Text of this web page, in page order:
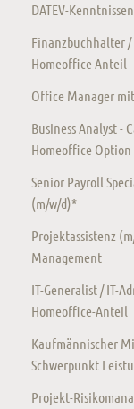
DATEV-Kenntnissen
Finanzbuchhalter
Homeoffice Anteil
Office Manager
Business Analyst -
Homeoffice Option
Senior Payroll
(m/w/d)*
Projektassistenz
Management
IT-Generalist / IT-
Homeoffice-Anteil
Kaufmännischer
Schwerpunkt
Projekt-